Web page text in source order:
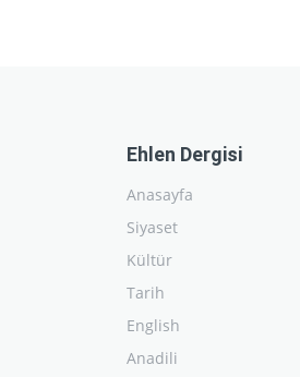
Ehlen Dergisi
Anasayfa
Siyaset
Kültür
Tarih
English
Anadili